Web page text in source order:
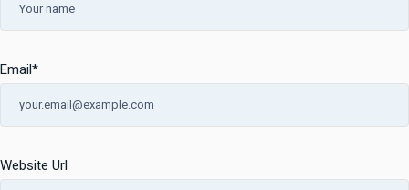
Email*
Website Url